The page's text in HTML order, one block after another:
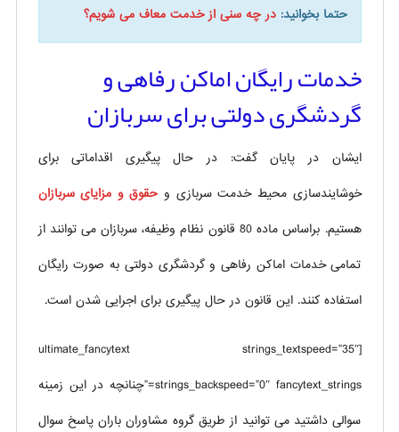
حتما بخوانید:در چه سنی از خدمت معاف می شویم؟
خدمات رایگان اماکن رفاهی و
گردشگری دولتی برای سربازان
ایشان در پایان گفت: در حال پیگیری اقداماتی برای
خوشایندسازی محیط خدمت سربازی و حقوق و مزایای سربازان
هستیم. براساس ماده 80 قانون نظام وظیفه، سربازان می توانند از
تمامی خدمات اماکن رفاهی و گردشگری دولتی به صورت رایگان
استفاده کنند. این قانون در حال پیگیری برای اجرایی شدن است.
[ultimate_fancytext strings_textspeed=”35″
strings_backspeed=”0″ fancytext_strings=”چنانچه در این زمینه
سوالی داشتید می توانید از طریق گروه مشاوران باران پاسخ سوال